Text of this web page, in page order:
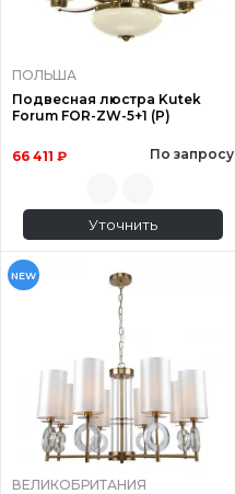
ПОЛЬША
Подвесная люстра Kutek
Forum FOR-ZW-5+1 (P)
66 411 ₽ По запросу
Уточнить
NEW
ВЕЛИКОБРИТАНИЯ